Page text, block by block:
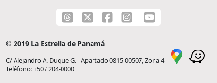
© 2019 La Estrella de Panamá
C/ Alejandro A. Duque G. - Apartado 0815-00507, Zona 4
Teléfono: +507 204-0000